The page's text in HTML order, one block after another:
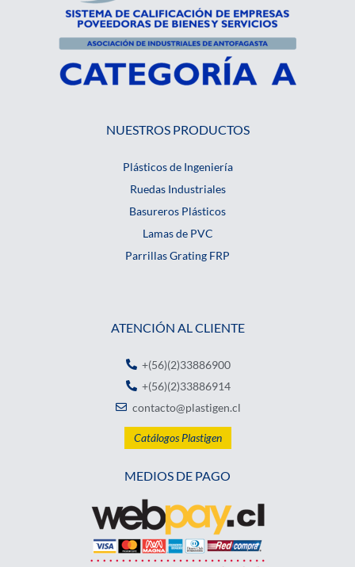
NUESTROS PRODUCTOS
Plásticos de Ingeniería
Ruedas Industriales
Basureros Plásticos
Lamas de PVC
Parrillas Grating FRP
ATENCIÓN AL CLIENTE
+(56)(2)33886900
+(56)(2)33886914
contacto@plastigen.cl
Catálogos Plastigen
MEDIOS DE PAGO